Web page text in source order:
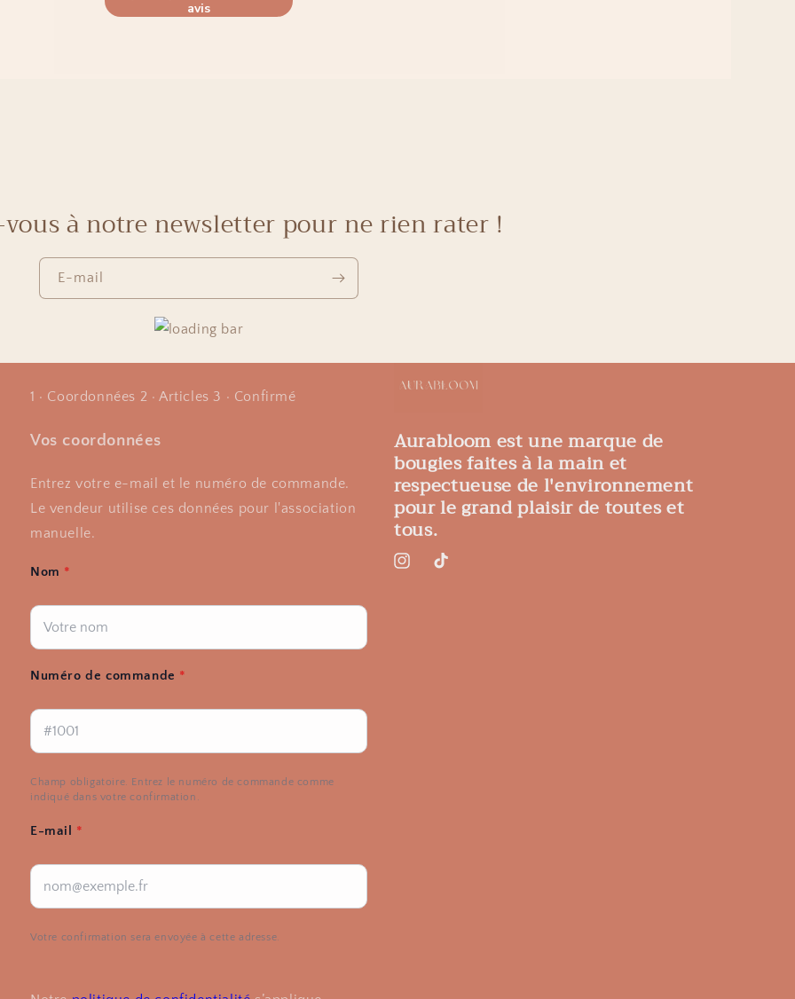
avis
à notre newsletter pour ne rien rater !
E-mail
Aurabloom est une marque de
bougies faites à la main et
respectueuse de l'environnement
pour le grand plaisir de toutes et
tous.
InstagramTikTok